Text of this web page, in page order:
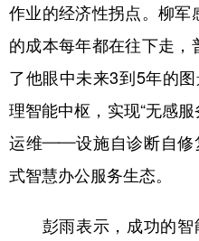
作业的经济性拐点。柳军
的成本每年都在往下走，
了他眼中未来3到5年的
理智能中枢，实现“无感
运维——设施自诊断自
式智慧办公服务生态。
彭雨表示，成功的智